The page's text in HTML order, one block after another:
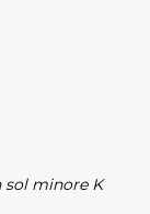
minore K